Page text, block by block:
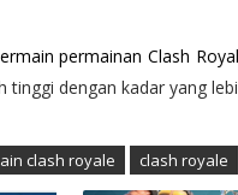
permainan Clash
tinggi dengan kadar yang
clash royale clash royale